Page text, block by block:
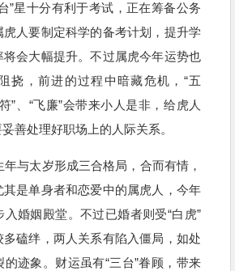
”星十分有利于考试，正在筹备公务
虎人要制定科学的备考计划，提升学
会大幅提升。不过属虎今年运势也
挠，前进的过程中暗藏危机，“五
”、“飞廉”会带来小人是非，给虎人
善处理好职场上的人际关系。
与太岁形成三合格局，合而有情，
是单身者和恋爱中的属虎人，今年
婚姻殿堂。不过已婚者则受“白虎”
磕绊，两人关系有陷入僵局，如处
迹象。财运虽有“三台”眷顾，带来